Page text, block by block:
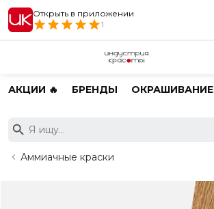
Открыть в приложении
1
АКЦИИ 🔥 БРЕНДЫ ОКРАШИВАНИЕ
Аммиачные краски